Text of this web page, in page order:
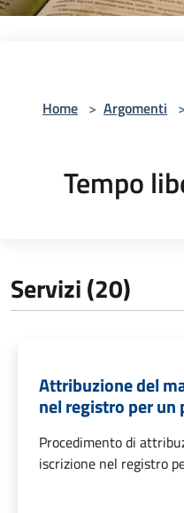
Home > Argomenti >
Tempo
Servizi (20)
Attribuzione del
nel registro per
Procedimento di
iscrizione nel registro